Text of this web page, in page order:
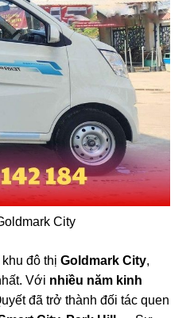
City
đô thị Goldmark City,
Với nhiều năm kinh
đã trở thành đối tác quen